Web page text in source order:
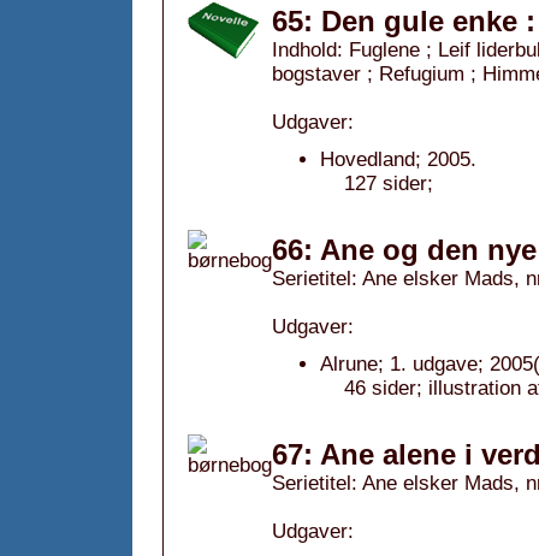
65: Den gule enke
Indhold: Fuglene ; Leif
bogstaver ; Refugium ;
Udgaver:
Hovedland; 2005.
127 sider;
66: Ane og den
Serietitel: Ane elsker Mads,
Udgaver:
Alrune; 1. udgave;
46 sider; illustration
67: Ane alene i
Serietitel: Ane elsker Mads,
Udgaver: